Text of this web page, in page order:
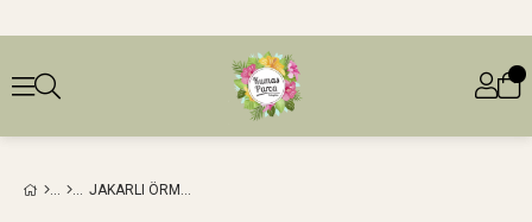
JAKARLI ÖRME GRI RENKLERDEEN: 150 CM